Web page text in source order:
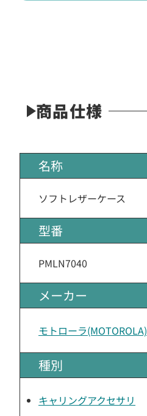
商品仕様
名称
ソフトレザーケース
型番
PMLN7040
メーカー
モトローラ(MOTOROLA)
種別
キャリングアクセサリ